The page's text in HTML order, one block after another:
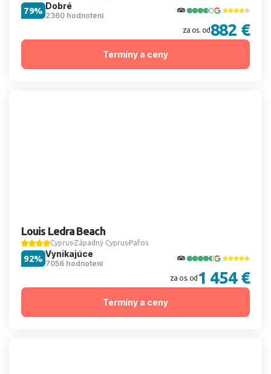
Dobré
2360 hodnotení
79%
za os. od 882 €
Termíny a ceny
Louis Ledra Beach
Cyprus Západný Cyprus Pafos
Vynikajúce
7056 hodnotení
92%
za os. od 1 454 €
Termíny a ceny